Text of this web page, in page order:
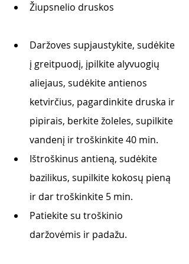
Žiupsnelio druskos
Daržoves supjaustykite, sudėkite
į greitpuodį, įpilkite alyvuogių
aliejaus, sudėkite antienos
ketvirčius, pagardinkite druska ir
pipirais, berkite žoleles, supilkite
vandenį ir troškinkite 40 min.
Ištroškinus antieną, sudėkite
bazilikus, supilkite kokosų pieną
ir dar troškinkite 5 min.
Patiekite su troškinio
daržovėmis ir padažu.